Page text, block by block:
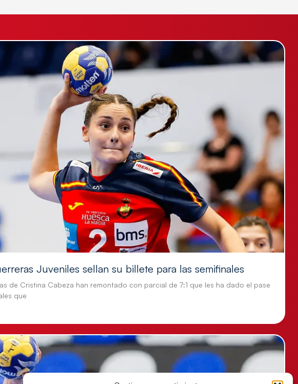
Juveniles sellan su billete para las semifinales
de Cristina Cabeza han remontado con parcial de 7:1 que les ha dado el pase
que